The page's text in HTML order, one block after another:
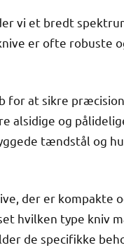
vi et bredt
er ofte robuste
for at sikre
alsidige og
tændstål og
der er
hvilken type kniv
de specifikke